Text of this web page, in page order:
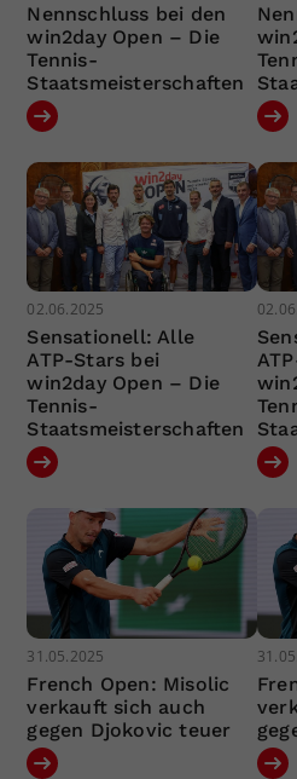
Nennschluss bei den
win2day Open – Die
Tennis-
Staatsmeisterschaften
02.06.2025
Sensationell: Alle
ATP-Stars bei
win2day Open – Die
Tennis-
Staatsmeisterschaften
31.05.2025
French Open: Misolic
verkauft sich auch
gegen Djokovic teuer